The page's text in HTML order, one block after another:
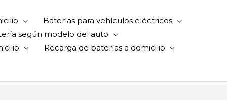
Baterías para vehículos eléctricos
según modelo del auto
Recarga de baterías a domicilio